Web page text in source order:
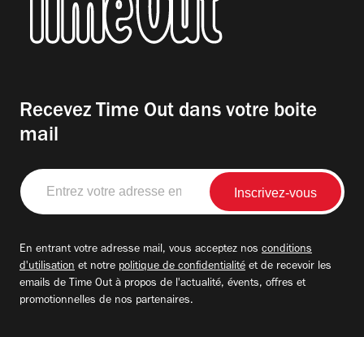
Recevez Time Out dans votre boite
mail
Entrez
votre
adresse
En entrant votre adresse mail, vous acceptez nos conditions
d'utilisation et notre politique de confidentialité et de recevoir les
emails de Time Out à propos de l'actualité, évents, offres et
promotionnelles de nos partenaires.